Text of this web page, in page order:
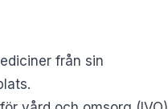
från sin